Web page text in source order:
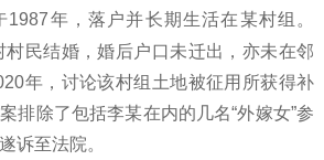
1987年，落户并长期生活在某村组。
村民结婚，婚后户口未迁出，亦未在邻
年，讨论该村组土地被征用所获得补
排除了包括李某在内的几名“外嫁女”参
诉至法院。